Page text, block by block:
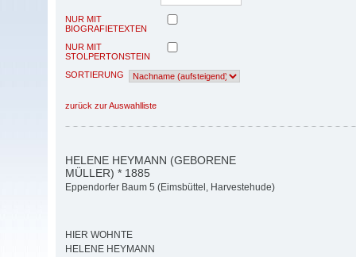
NUR MIT
BIOGRAFIETEXTEN
NUR MIT
STOLPERTONSTEIN
SORTIERUNG
zurück zur Auswahlliste
HELENE HEYMANN (GEBORENE
MÜLLER) * 1885
Eppendorfer Baum 5 (Eimsbüttel, Harvestehude)
HIER WOHNTE
HELENE HEYMANN